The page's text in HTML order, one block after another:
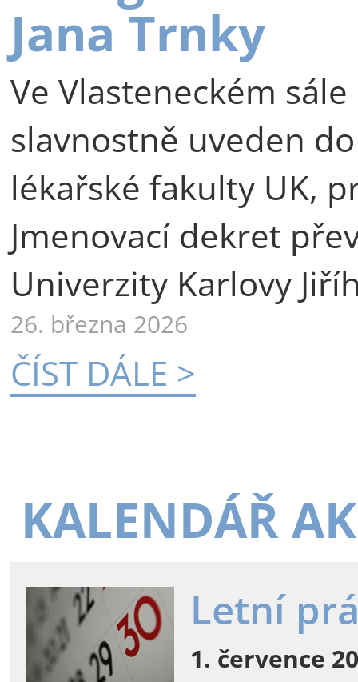
Jana Trnky
Ve Vlasteneckém
slavnostně uveden
lékařské fakulty UK,
Jmenovací dekret
Univerzity Karlovy
26. března 2026
ČÍST DÁLE >
KALENDÁŘ
Letní
1. července